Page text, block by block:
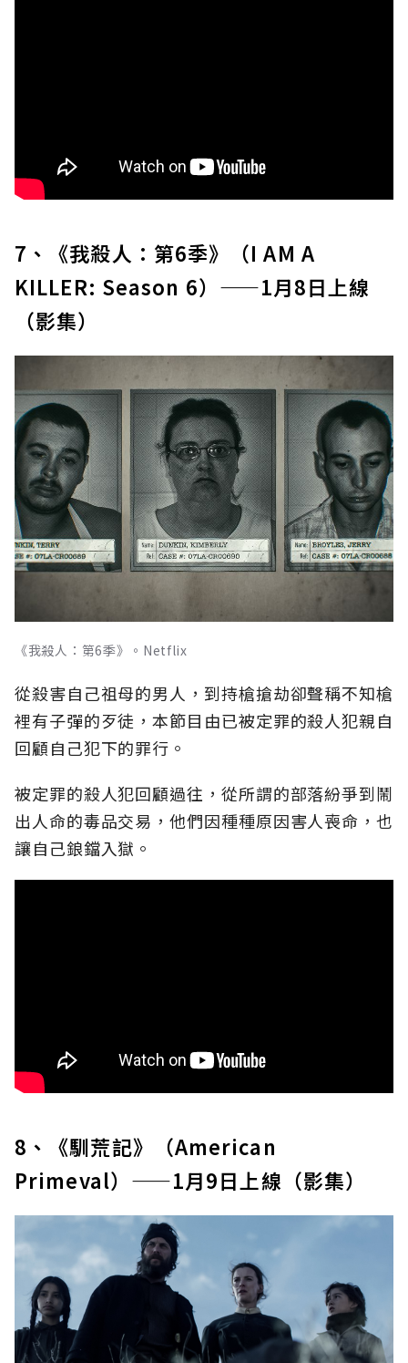
7、《我殺人：第6季》（I AM A
KILLER: Season 6）——1月8日上線
（影集）
《我殺人：第6季》。Netflix
從殺害自己祖母的男人，到持槍搶劫卻聲稱不知槍
裡有子彈的歹徒，本節目由已被定罪的殺人犯親自
回顧自己犯下的罪行。
被定罪的殺人犯回顧過往，從所謂的部落紛爭到鬧
出人命的毒品交易，他們因種種原因害人喪命，也
讓自己鋃鐺入獄。
8、《馴荒記》（American
Primeval）——1月9日上線（影集）